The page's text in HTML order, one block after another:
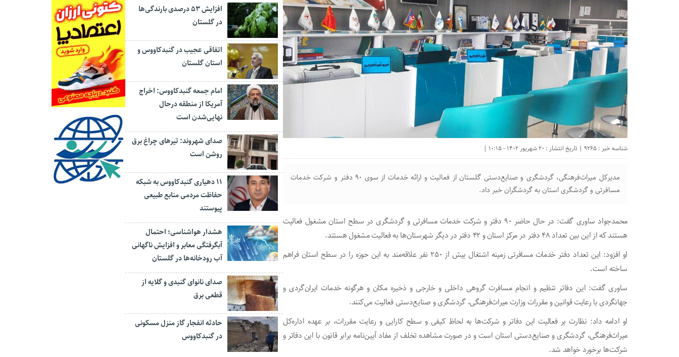
شناسه خبر : 9265 | تاریخ انتشار : 20 شهریور 1402 - 10:15 |
مدیرکل میراث‌فرهنگی، گردشگری و صنایع‌دستی گلستان از فعالیت و ارائه خدمات از سوی ۹۰ دفتر و شرکت خدمات
مسافرتی و گردشگری استان به گردشگران خبر داد.
محمدجواد ساوری گفت: در حال حاضر ۹۰ دفتر و شرکت خدمات مسافرتی و گردشگری در سطح استان مشغول فعالیت
هستند که از این‌ بین تعداد ۴۸ دفتر در مرکز استان و ۴۲ دفتر در دیگر شهرستان‌ها به فعالیت مشغول هستند.
او افزود: این تعداد دفتر خدمات مسافرتی زمینه اشتغال بیش از ۲۵۰ نفر علاقه‌مند به این حوزه را در سطح استان فراهم
ساخته است.
ساوری گفت: این دفاتر تنظیم و انجام مسافرت گروهی داخلی و خارجی و ذخیره مکان و هرگونه خدمات ایران‌گردی و
جهانگردی با رعایت قوانین و مقررات وزارت میراث‌فرهنگی، گردشگری و صنایع‌دستی فعالیت می‌کنند.
او ادامه داد: نظارت بر فعالیت این دفاتر و شرکت‌ها به لحاظ کیفی و سطح کارایی و رعایت مقررات، بر عهده اداره‌کل
میراث‌فرهنگی، گردشگری و صنایع‌دستی استان است و در صورت مشاهده تخلف از مفاد آیین‌نامه برابر قانون با این دفاتر و
شرکت‌ها برخورد خواهد شد.
افزایش ۵۳ درصدی بارندگی‌ها
در گلستان
اتفاقی عجیب در‌ گنبدکاووس و
استان گلستان
امام جمعه گنبدکاووس: اخراج
آمریکا از منطقه درحال
نهایی‌شدن است
صدای شهروند: تیرهای چراغ برق
روشن است
۱۱ دهیاری گنبدکاووس به شبکه
حفاظت مردمی منابع طبیعی
پیوستند
هشدار هواشناسی؛ احتمال
آبگرفتگی معابر و افزایش ناگهانی
آب رودخانه‌ها در گلستان
صدای نانوای گنبدی و گلایه از
قطعی برق
حادثه انفجار گاز منزل مسکونی
در گنبدکاووس